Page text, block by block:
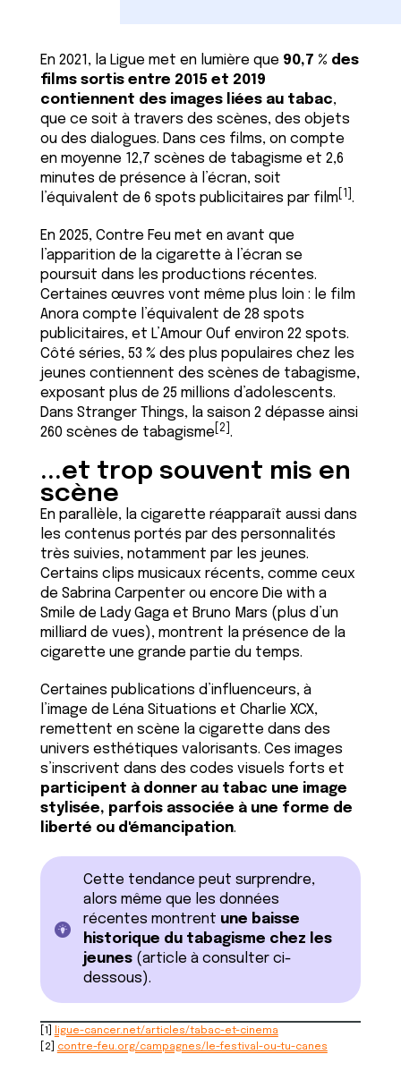
En 2021, la Ligue met en lumière que 90,7 % des
films sortis entre 2015 et 2019
contiennent des images liées au tabac,
que ce soit à travers des scènes, des objets
ou des dialogues. Dans ces films, on compte
en moyenne 12,7 scènes de tabagisme et 2,6
minutes de présence à l’écran, soit
l’équivalent de 6 spots publicitaires par film
.
En 2025, Contre Feu met en avant que
l’apparition de la cigarette à l’écran se
poursuit dans les productions récentes.
Certaines œuvres vont même plus loin : le film
Anora compte l’équivalent de 28 spots
publicitaires, et L’Amour Ouf environ 22 spots.
Côté séries, 53 % des plus populaires chez les
jeunes contiennent des scènes de tabagisme,
exposant plus de 25 millions d’adolescents.
Dans Stranger Things, la saison 2 dépasse ainsi
260 scènes de tabagisme [2] .
...et trop souvent mis en
scène
En parallèle, la cigarette réapparaît aussi dans
les contenus portés par des personnalités
très suivies, notamment par les jeunes.
Certains clips musicaux récents, comme ceux
de Sabrina Carpenter ou encore Die with a
Smile de Lady Gaga et Bruno Mars (plus d’un
milliard de vues), montrent la présence de la
cigarette une grande partie du temps.
Certaines publications d’influenceurs, à
l’image de Léna Situations et Charlie XCX,
remettent en scène la cigarette dans des
univers esthétiques valorisants. Ces images
s’inscrivent dans des codes visuels forts et
participent à donner au tabac une image
stylisée, parfois associée à une forme de
liberté ou d'émancipation.
Cette tendance peut surprendre,
alors même que les données
récentes montrent une baisse
historique du tabagisme chez les
jeunes(article à consulter ci-
dessous).
[1]
ligue-cancer.net/articles/tabac-et-cinema
[2]
contre-feu.org/campagnes/le-festival-ou-tu-canes